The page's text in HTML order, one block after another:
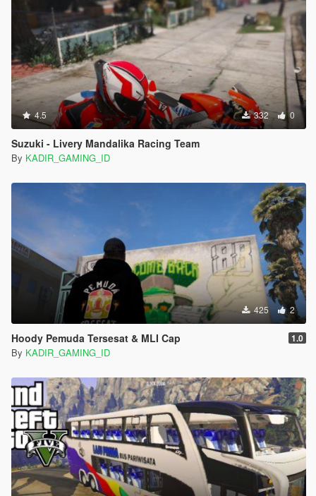
4.5 332 0
Suzuki - Livery Mandalika Racing Team
By KADIR_GAMING_ID
425 2
Hoody Pemuda Tersesat & MLI Cap 1.0
By KADIR_GAMING_ID